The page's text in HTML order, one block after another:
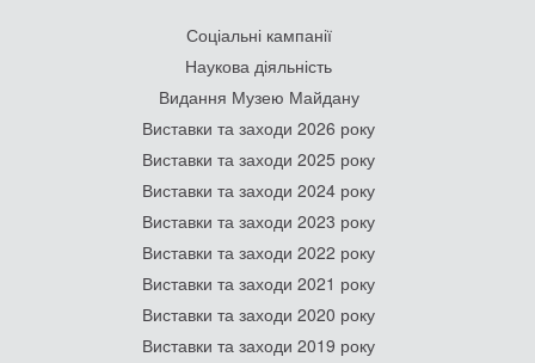
Соціальні кампанії
Наукова діяльність
Видання Музею Майдану
Виставки та заходи 2026 року
Виставки та заходи 2025 року
Виставки та заходи 2024 року
Виставки та заходи 2023 року
Виставки та заходи 2022 року
Виставки та заходи 2021 року
Виставки та заходи 2020 року
Виставки та заходи 2019 року